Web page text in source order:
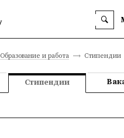
Образование и работа Стипендии
Стипендии